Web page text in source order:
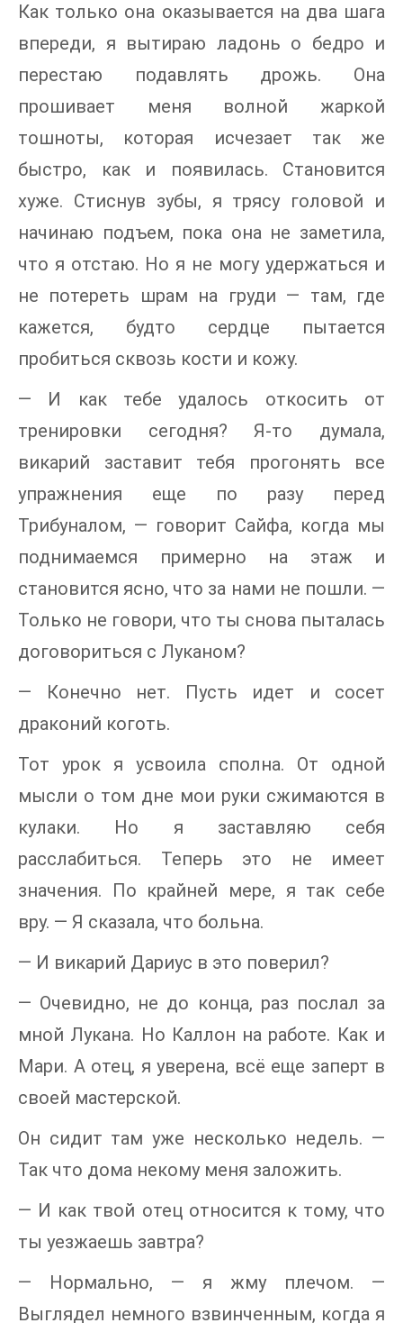
Как только она оказывается на два шага
впереди, я вытираю ладонь о бедро и
перестаю подавлять дрожь. Она
прошивает меня волной жаркой
тошноты, которая исчезает так же
быстро, как и появилась. Становится
хуже. Стиснув зубы, я трясу головой и
начинаю подъем, пока она не заметила,
что я отстаю. Но я не могу удержаться и
не потереть шрам на груди — там, где
кажется, будто сердце пытается
пробиться сквозь кости и кожу.
— И как тебе удалось откосить от
тренировки сегодня? Я-то думала,
викарий заставит тебя прогонять все
упражнения еще по разу перед
Трибуналом, — говорит Сайфа, когда мы
поднимаемся примерно на этаж и
становится ясно, что за нами не пошли. —
Только не говори, что ты снова пыталась
договориться с Луканом?
— Конечно нет. Пусть идет и сосет
драконий коготь.
Тот урок я усвоила сполна. От одной
мысли о том дне мои руки сжимаются в
кулаки. Но я заставляю себя
расслабиться. Теперь это не имеет
значения. По крайней мере, я так себе
вру. — Я сказала, что больна.
— И викарий Дариус в это поверил?
— Очевидно, не до конца, раз послал за
мной Лукана. Но Каллон на работе. Как и
Мари. А отец, я уверена, всё еще заперт в
своей мастерской.
Он сидит там уже несколько недель. —
Так что дома некому меня заложить.
— И как твой отец относится к тому, что
ты уезжаешь завтра?
— Нормально, — я жму плечом. —
Выглядел немного взвинченным, когда я